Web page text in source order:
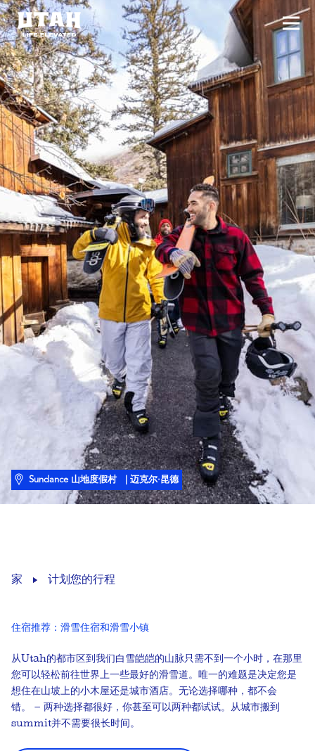
Skip to content
切换
Sundance 山地度假村 | 迈克尔·昆德
家 计划您的行程
住宿推荐：滑雪住宿和滑雪小镇
从Utah的都市区到我们白雪皑皑的山脉只需不到一个小时，在那里
您可以轻松前往世界上一些最好的滑雪道。唯一的难题是决定您是
想住在山坡上的小木屋还是城市酒店。无论选择哪种，都不会
错。 – 两种选择都很好，你甚至可以两种都试试。从城市搬到
summit并不需要很长时间。